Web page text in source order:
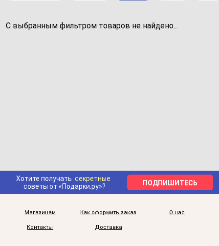
С выбранным фильтром товаров не найдено...
Хотите получать секретные
советы от «Подарки.ру»?
ПОДПИШИТЕСЬ
Магазинам Как оформить заказ О нас
Контакты Доставка